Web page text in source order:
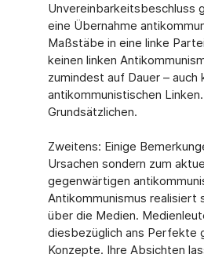
Unvereinbarkeitsbeschluss
eine Übernahme
Maßstäbe in eine linke
keinen linken
zumindest auf Dauer – auch
antikommunistischen
Grundsätzlichen.
Zweitens: Einige
Ursachen sondern zum
gegenwärtigen
Antikommunismus realisiert
über die Medien.
diesbezüglich ans Perfekte
Konzepte. Ihre Absichten